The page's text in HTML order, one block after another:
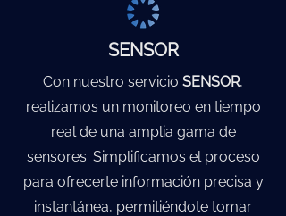
SENSOR
Con nuestro servicio SENSOR,
realizamos un monitoreo en tiempo
real de una amplia gama de
sensores. Simplificamos el proceso
para ofrecerte información precisa y
instantánea, permitiéndote tomar